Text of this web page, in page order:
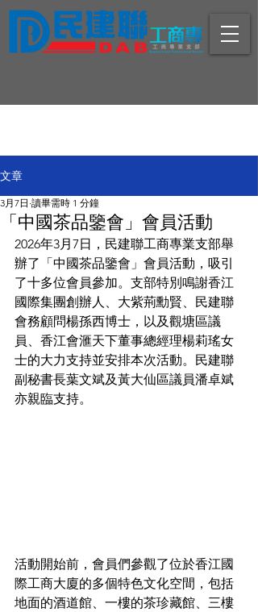
文章
「中國茶品鑒會」會員活動
3月7日 讀畢需時 1 分鐘
2026年3月7日，民建聯工商專業支部舉
辦了「中國茶品鑒會」會員活動，吸引
了十多位會員參加。支部特別鳴謝香江
國際集團創辦人、大紫荊勳賢、民建聯
會務顧問楊孫西博士，以及觀塘區議
員、香江會滙天下董事總經理楊莉瑤女
士的大力支持並安排本次活動。民建聯
副秘書長葉文斌及黃大仙區議員潘卓斌
亦親臨支持。
活動開始前，會員們參觀了位於香江國
際工商大廈的多個特色文化空間，包括
地面的酒道館、一樓的茶珍藏館、三樓